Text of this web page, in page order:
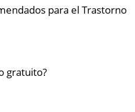
para el Trastorno
gratuito?